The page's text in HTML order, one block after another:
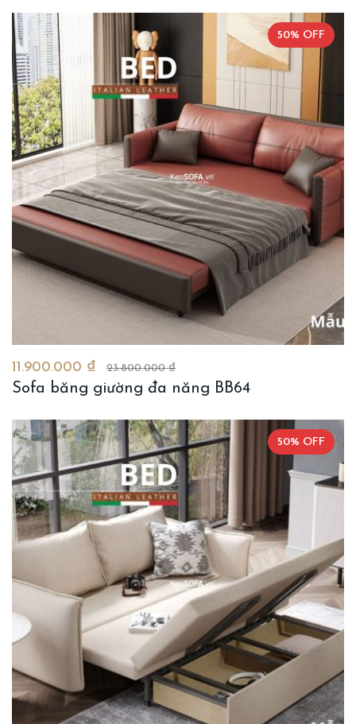
50% OFF
11.900.000 ₫ 23.800.000 ₫
Sofa băng giường đa năng BB64
50% OFF